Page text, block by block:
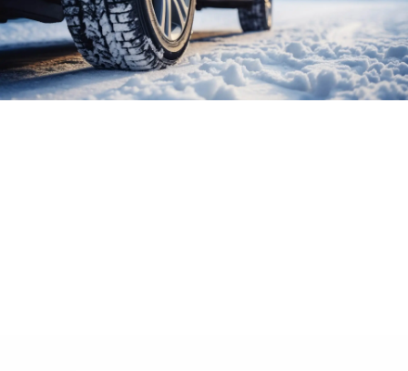
Bestel voordelig winterbanden
Gratis bezorgd of montage bij jou in de buurt
Seizoen:
Merken: